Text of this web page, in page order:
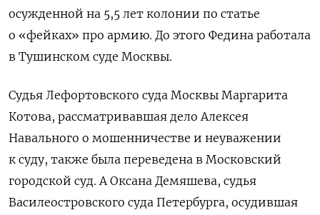
осужденной на 5,5 лет колонии по статье
о «фейках» про армию. До этого Федина работала
в Тушинском суде Москвы.
Судья Лефортовского суда Москвы Маргарита
Котова, рассматривавшая дело Алексея
Навального о мошенничестве и неуважении
к суду, также была переведена в Московский
городской суд. А Оксана Демяшева, судья
Василеостровского суда Петербурга, осудившая